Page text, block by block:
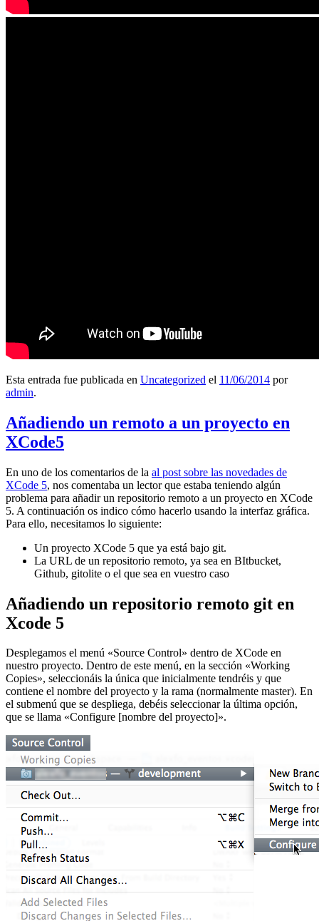
Esta entrada fue publicada en Uncategorized el 11/06/2014 por
admin.
Añadiendo un remoto a un proyecto en
XCode5
En uno de los comentarios de la al post sobre las novedades de
XCode 5, nos comentaba un lector que estaba teniendo algún
problema para añadir un repositorio remoto a un proyecto en XCode
5. A continuación os indico cómo hacerlo usando la interfaz gráfica.
Para ello, necesitamos lo siguiente:
Un proyecto XCode 5 que ya está bajo git.
La URL de un repositorio remoto, ya sea en BItbucket,
Github, gitolite o el que sea en vuestro caso
Añadiendo un repositorio remoto git en
Xcode 5
Desplegamos el menú «Source Control» dentro de XCode en
nuestro proyecto. Dentro de este menú, en la sección «Working
Copies», seleccionáis la única que inicialmente tendréis y que
contiene el nombre del proyecto y la rama (normalmente master). En
el submenú que se despliega, debéis seleccionar la última opción,
que se llama «Configure [nombre del proyecto]».